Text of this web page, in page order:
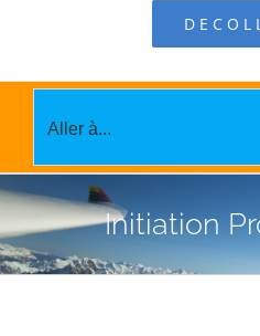
Aller à...
Initiation